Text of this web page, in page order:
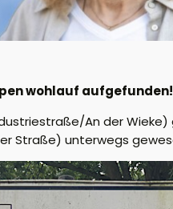
wohlauf aufgefunden!
An der Wieke)
Straße) unterwegs